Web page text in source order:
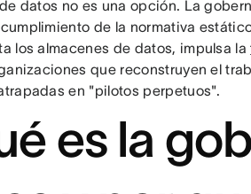
datos no es una opción. La
de la normativa
los almacenes de datos, impulsa la
que reconstruyen el
en "pilotos perpetuos".
es la